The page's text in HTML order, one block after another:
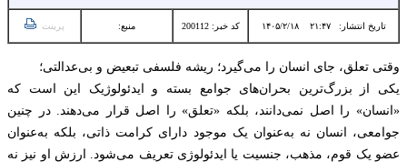
تاریخ انتشار:۲۱:۴۷ ۱۴۰۵/۲/۱۸ کد خبر: 200112 منبع: پرینت
وقتی تعلق، جای انسان را می‌گیرد؛ ریشه فلسفی تبعیض و بی‌عدالتی؛
یکی از بزرگ‌ترین بحران‌های جوامع بسته و ایدئولوژیک این است که
«انسان» را اصل نمی‌دانند، بلکه «تعلق» را اصل قرار می‌دهند. در چنین
جوامعی، انسان نه به‌عنوان یک موجود دارای کرامت ذاتی، بلکه به‌عنوان
عضو یک قوم، مذهب، جنسیت یا ایدئولوژی تعریف می‌شود. ارزش او نیز نه